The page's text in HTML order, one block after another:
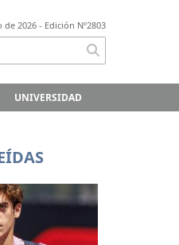
de 2026 - Edición Nº2803
UNIVERSIDAD